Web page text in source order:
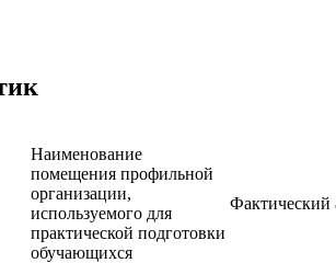
Наименование
помещения профильной
организации,
используемого для
практической подготовки
обучающихся
Фактический